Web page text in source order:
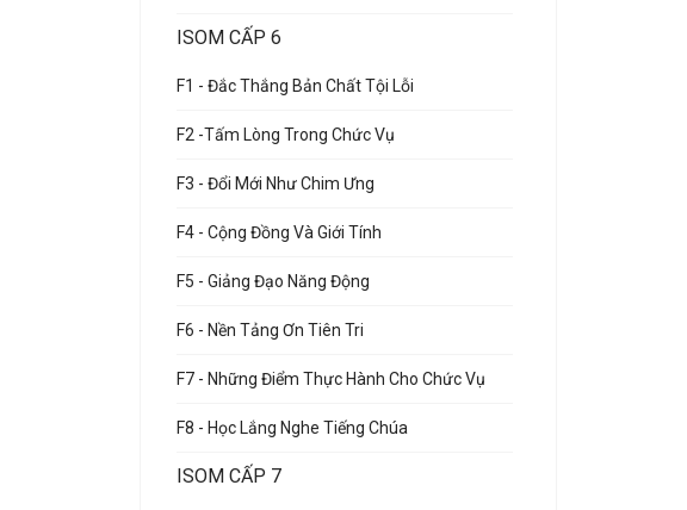
ISOM CẤP 6
F1 - Đắc Thắng Bản Chất Tội Lỗi
F2 -Tấm Lòng Trong Chức Vụ
F3 - Đổi Mới Như Chim Ưng
F4 - Cộng Đồng Và Giới Tính
F5 - Giảng Đạo Năng Động
F6 - Nền Tảng Ơn Tiên Tri
F7 - Những Điểm Thực Hành Cho Chức Vụ
F8 - Học Lắng Nghe Tiếng Chúa
ISOM CẤP 7